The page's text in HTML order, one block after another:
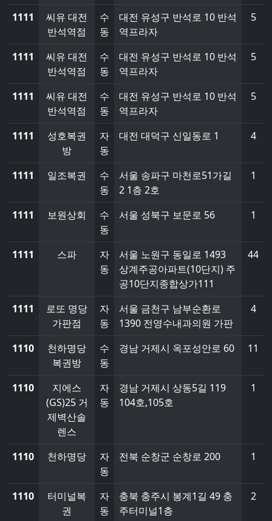
1111
씨유 대전
반석역점
수
동
대전 유성구 반석로 10 반석
역프라자
5
1111
씨유 대전
반석역점
수
동
대전 유성구 반석로 10 반석
역프라자
5
1111
씨유 대전
반석역점
수
동
대전 유성구 반석로 10 반석
역프라자
5
1111
성호복권
방
자
동
대전 대덕구 신일동로 1 4
1111 일조복권
수
동
서울 송파구 마천로51가길
2 1층 2호
1
1111 보원상회
수
동
서울 성북구 보문로 56 1
1111 스파
자
동
서울 노원구 동일로 1493
상계주공아파트(10단지) 주
공10단지종합상가111
44
1111
로또 명당
가판점
자
동
서울 금천구 남부순환로
1390 전영수내과의원 가판
4
1110
천하명당
복권방
수
동
경남 거제시 옥포성안로 60 11
1110
지에스
(GS)25 거
제벽산솔
렌스
자
동
경남 거제시 상동5길 119
104호,105호
1
1110 천하명당
자
동
전북 순창군 순창로 200 1
1110
터미널복
권
자
동
충북 충주시 봉계1길 49 충
주터미널1층
2